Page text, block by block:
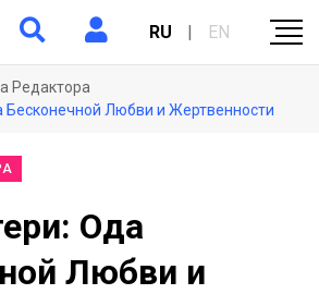
RU | EN
Редактора
Любви и Жертвенности
Ода
Любви и